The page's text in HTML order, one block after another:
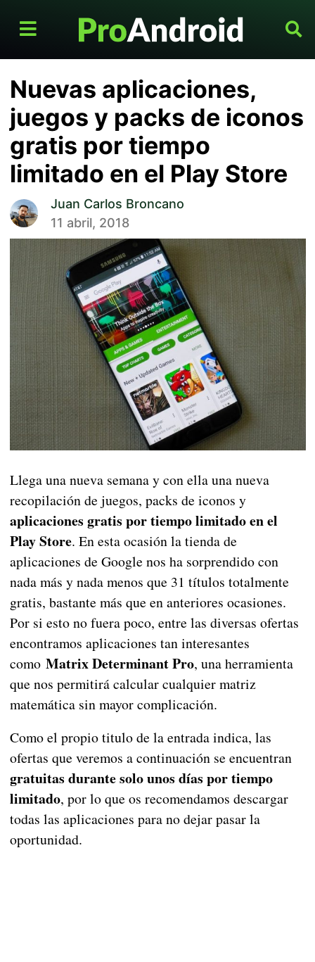
Nuevas aplicaciones,
juegos y packs de iconos
gratis por tiempo
limitado en el Play Store
Juan Carlos Broncano
11 abril, 2018
Llega una nueva semana y con ella una nueva
recopilación de juegos, packs de iconos y
aplicaciones gratis por tiempo limitado en el
Play Store. En esta ocasión la tienda de
aplicaciones de Google nos ha sorprendido con
nada más y nada menos que 31 títulos totalmente
gratis, bastante más que en anteriores ocasiones.
Por si esto no fuera poco, entre las diversas ofertas
encontramos aplicaciones tan interesantes
comoMatrix Determinant Pro, una herramienta
que nos permitirá calcular cualquier matriz
matemática sin mayor complicación.
Como el propio titulo de la entrada indica, las
ofertas que veremos a continuación se encuentran
gratuitas durante solo unos días por tiempo
limitado, por lo que os recomendamos descargar
todas las aplicaciones para no dejar pasar la
oportunidad.